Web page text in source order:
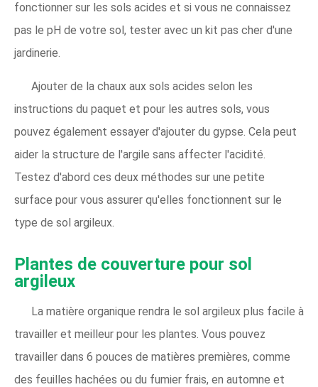
fonctionner sur les sols acides et si vous ne connaissez
pas le pH de votre sol, tester avec un kit pas cher d'une
jardinerie.
Ajouter de la chaux aux sols acides selon les
instructions du paquet et pour les autres sols, vous
pouvez également essayer d'ajouter du gypse. Cela peut
aider la structure de l'argile sans affecter l'acidité.
Testez d'abord ces deux méthodes sur une petite
surface pour vous assurer qu'elles fonctionnent sur le
type de sol argileux.
Plantes de couverture pour sol
argileux
La matière organique rendra le sol argileux plus facile à
travailler et meilleur pour les plantes. Vous pouvez
travailler dans 6 pouces de matières premières, comme
des feuilles hachées ou du fumier frais, en automne et